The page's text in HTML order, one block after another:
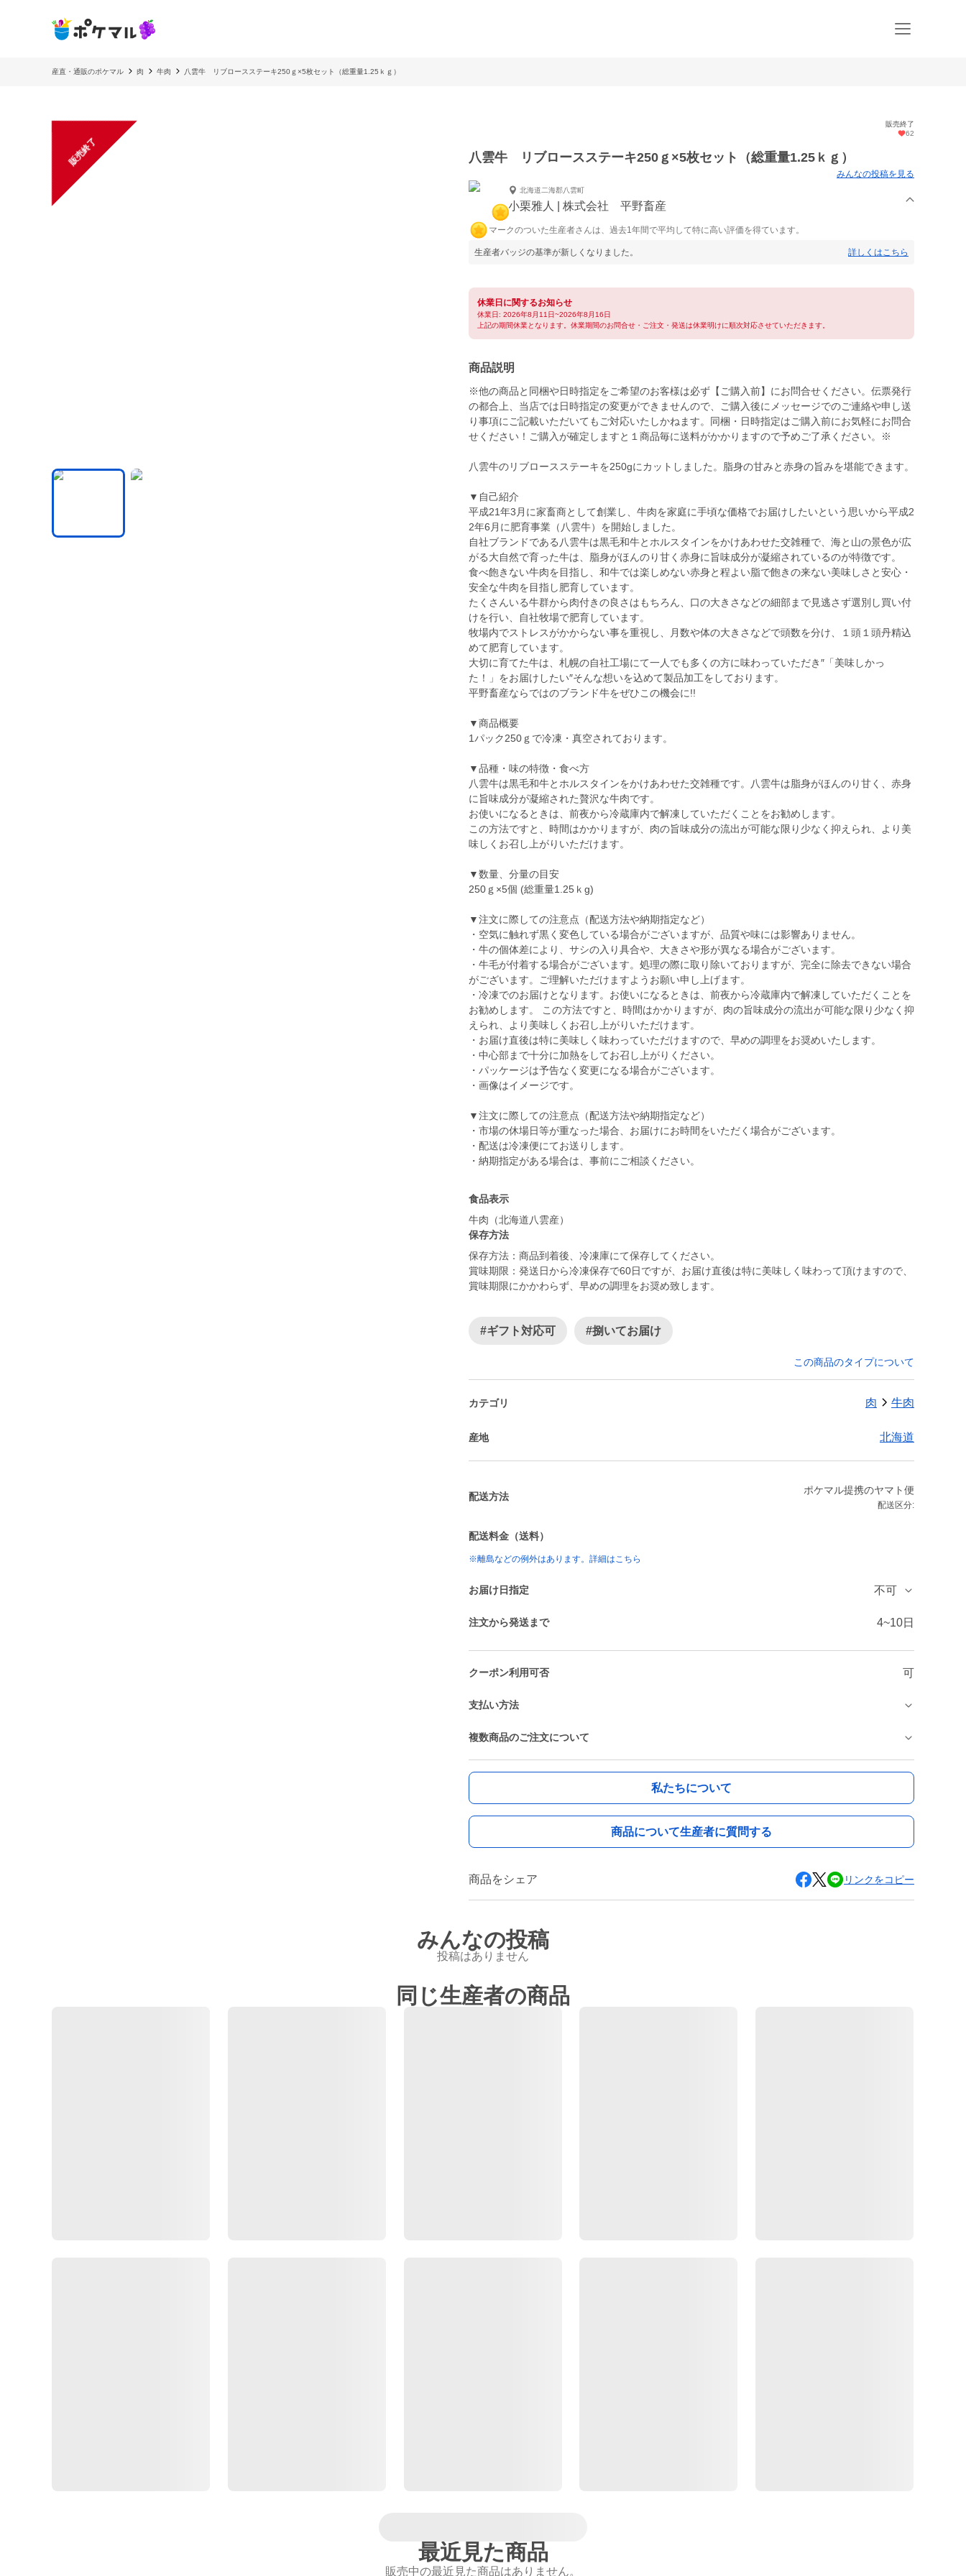
産直・通販のポケマル 肉 牛肉 八雲牛 リブロースステーキ250ｇ×5枚セット（総重量1.25ｋｇ）
販売終了
販売終了
62
八雲牛 リブロースステーキ250ｇ×5枚セット（総重量1.25ｋｇ）
みんなの投稿を見る
北海道二海郡八雲町
小栗雅人 | 株式会社 平野畜産
マークのついた生産者さんは、過去1年間で平均して特に高い評価を得ています。
生産者バッジの基準が新しくなりました。 詳しくはこちら
休業日に関するお知らせ
休業日: 2026年8月11日~2026年8月16日
上記の期間休業となります。休業期間のお問合せ・ご注文・発送は休業明けに順次対応させていただきます。
商品説明
※他の商品と同梱や日時指定をご希望のお客様は必ず【ご購入前】にお問合せください。伝票発行
の都合上、当店では日時指定の変更ができませんので、ご購入後にメッセージでのご連絡や申し送
り事項にご記載いただいてもご対応いたしかねます。同梱・日時指定はご購入前にお気軽にお問合
せください！ご購入が確定しますと１商品毎に送料がかかりますので予めご了承ください。※
八雲牛のリブロースステーキを250gにカットしました。脂身の甘みと赤身の旨みを堪能できます。
▼自己紹介
平成21年3月に家畜商として創業し、牛肉を家庭に手頃な価格でお届けしたいという思いから平成2
2年6月に肥育事業（八雲牛）を開始しました。
自社ブランドである八雲牛は黒毛和牛とホルスタインをかけあわせた交雑種で、海と山の景色が広
がる大自然で育った牛は、脂身がほんのり甘く赤身に旨味成分が凝縮されているのが特徴です。
食べ飽きない牛肉を目指し、和牛では楽しめない赤身と程よい脂で飽きの来ない美味しさと安心・
安全な牛肉を目指し肥育しています。
たくさんいる牛群から肉付きの良さはもちろん、口の大きさなどの細部まで見逃さず選別し買い付
けを行い、自社牧場で肥育しています。
牧場内でストレスがかからない事を重視し、月数や体の大きさなどで頭数を分け、１頭１頭丹精込
めて肥育しています。
大切に育てた牛は、札幌の自社工場にて一人でも多くの方に味わっていただき″「美味しかっ
た！」をお届けしたい″そんな想いを込めて製品加工をしております。
平野畜産ならではのブランド牛をぜひこの機会に!!
▼商品概要
1パック250ｇで冷凍・真空されております。
▼品種・味の特徴・食べ方
八雲牛は黒毛和牛とホルスタインをかけあわせた交雑種です。八雲牛は脂身がほんのり甘く、赤身
に旨味成分が凝縮された贅沢な牛肉です。
お使いになるときは、前夜から冷蔵庫内で解凍していただくことをお勧めします。
この方法ですと、時間はかかりますが、肉の旨味成分の流出が可能な限り少なく抑えられ、より美
味しくお召し上がりいただけます。
▼数量、分量の目安
250ｇ×5個 (総重量1.25ｋg)
▼注文に際しての注意点（配送方法や納期指定など）
・空気に触れず黒く変色している場合がございますが、品質や味には影響ありません。
・牛の個体差により、サシの入り具合や、大きさや形が異なる場合がございます。
・牛毛が付着する場合がございます。処理の際に取り除いておりますが、完全に除去できない場合
がございます。ご理解いただけますようお願い申し上げます。
・冷凍でのお届けとなります。お使いになるときは、前夜から冷蔵庫内で解凍していただくことを
お勧めします。 この方法ですと、時間はかかりますが、肉の旨味成分の流出が可能な限り少なく抑
えられ、より美味しくお召し上がりいただけます。
・お届け直後は特に美味しく味わっていただけますので、早めの調理をお奨めいたします。
・中心部まで十分に加熱をしてお召し上がりください。
・パッケージは予告なく変更になる場合がございます。
・画像はイメージです。
▼注文に際しての注意点（配送方法や納期指定など）
・市場の休場日等が重なった場合、お届けにお時間をいただく場合がございます。
・配送は冷凍便にてお送りします。
・納期指定がある場合は、事前にご相談ください。
食品表示
牛肉（北海道八雲産）
保存方法
保存方法：商品到着後、冷凍庫にて保存してください。
賞味期限：発送日から冷凍保存で60日ですが、お届け直後は特に美味しく味わって頂けますので、
賞味期限にかかわらず、早めの調理をお奨め致します。
#ギフト対応可 #捌いてお届け
この商品のタイプについて
カテゴリ 肉 牛肉
産地 北海道
配送方法
ポケマル提携のヤマト便
配送区分:
配送料金（送料）
※離島などの例外はあります。詳細はこちら
お届け日指定 不可
注文から発送まで 4~10日
クーポン利用可否 可
支払い方法
複数商品のご注文について
私たちについて
商品について生産者に質問する
商品をシェア リンクをコピー
みんなの投稿
投稿はありません
同じ生産者の商品
最近見た商品
販売中の最近見た商品はありません。